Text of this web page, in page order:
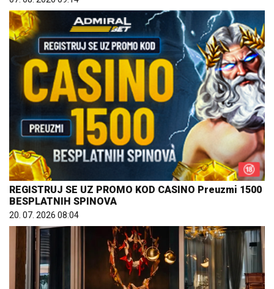
REGISTRUJ SE UZ PROMO KOD CASINO Preuzmi 1500
BESPLATNIH SPINOVA
20. 07. 2026 08:04